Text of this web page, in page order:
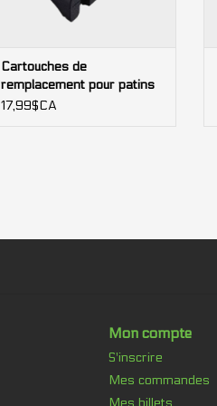
Cartouches de
remplacement pour patins
de frein Shimano R55C4
17,99$CA
Mon compte
S'inscrire
Mes commandes
Mes billets